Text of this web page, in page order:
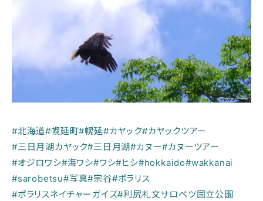
#北海道#幌延町#幌延#カヤック#カヤックツアー
#三日月湖カヤック#三日月湖#カヌー#カヌーツアー
#オジロワシ#海ワシ#ワシ#ヒシ#hokkaido#wakkanai
#sarobetsu#写真#宗谷#ポラリス
#ポラリスネイチャーガイズ#利尻礼文サロベツ国立公園